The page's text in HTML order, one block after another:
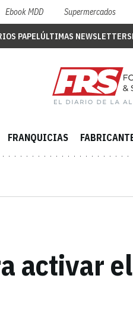
Ebook MDD Supermercados
PAPELÚLTIMAS NEWSLETTERS
FRANQUICIAS
activar